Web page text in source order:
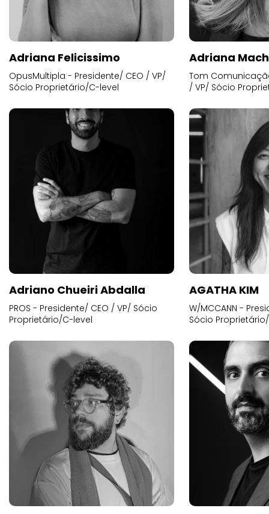
Adriana Felicissimo
OpusMultipla - Presidente/ CEO / VP/
Sócio Proprietário/C-level
Adriana
Tom
/ VP/ Sócio
Adriano Chueiri Abdalla
PROS - Presidente/ CEO / VP/ Sócio
Proprietário/C-level
AGATHA KIM
W/MCCANN -
Sócio